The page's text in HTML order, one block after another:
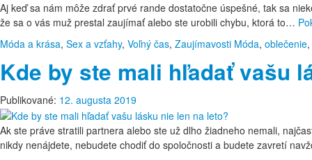
Aj keď sa nám môže zdrať prvé rande dostatočne úspešné, tak sa
že sa o vás muž prestal zaujímať alebo ste urobili chybu, ktorá to…
Móda a krása, Sex a vzťahy, Voľný čas, Zaujímavosti Móda, oblečenie,
Kde by ste mali hľadať vašu
Publikované: 12. augusta 2019
Ak ste práve stratili partnera alebo ste už dlho žiadneho nemali,
nikdy nenájdete, nebudete chodiť do spoločnosti a budete zavretí